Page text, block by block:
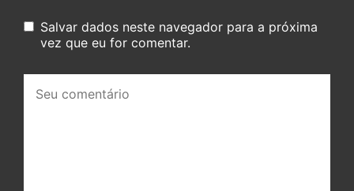
Salvar dados neste navegador para a próxima
vez que eu for comentar.
comentário: